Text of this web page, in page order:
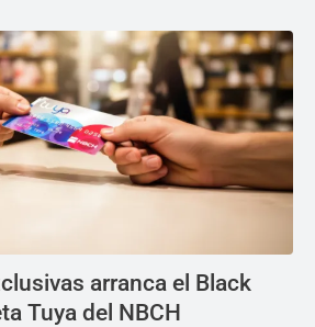
arranca el Black
Tuya del NBCH